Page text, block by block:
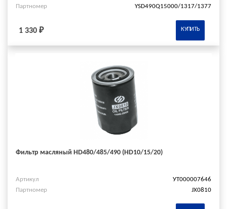
Партномер
YSD490Q15000/1317/1377
1 330 ₽ КУПИТЬ
Фильтр масляный HD480/485/490 (HD10/15/20)
Артикул
УТ000007646
Партномер
JX0810